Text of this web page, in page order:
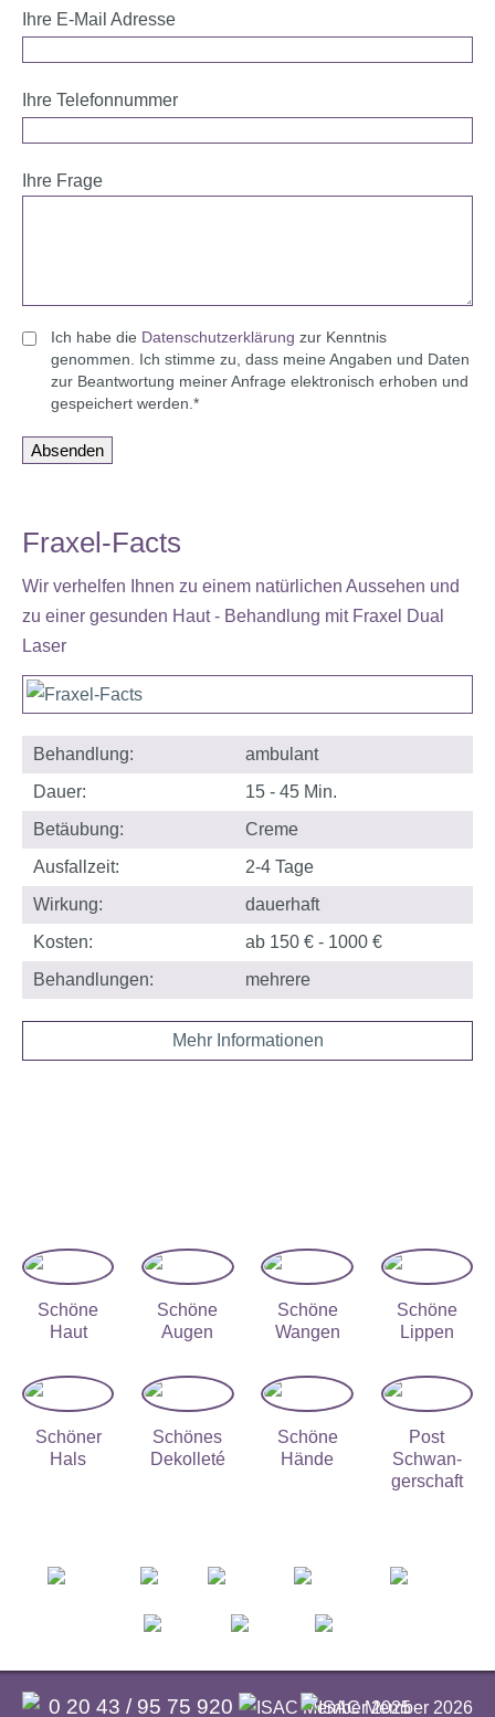
Ihre E-Mail Adresse
Ihre Telefonnummer
Ihre Frage
Ich habe die Datenschutz­erklärung zur Kenntnis
genommen. Ich stimme zu, dass meine Angaben und Daten
zur Beantwortung meiner Anfrage elektronisch erhoben und
gespeichert werden.*
Absenden
Fraxel-Facts
Wir verhelfen Ihnen zu einem natürlichen Aussehen und
zu einer gesunden Haut - Behandlung mit Fraxel Dual
Laser
Behandlung:
ambulant
Dauer:
15 - 45 Min.
Betäubung:
Creme
Ausfallzeit:
2-4 Tage
Wirkung:
dauerhaft
Kosten:
ab 150 € - 1000 €
Behandlungen:
mehrere
Mehr Informationen
Schöne
Haut
Schöne
Augen
Schöne
Wangen
Schöne
Lippen
Schöner
Hals
Schönes
Dekolleté
Schöne
Hände
Post
Schwan­
ger­schaft
0 20 43 / 95 75 920